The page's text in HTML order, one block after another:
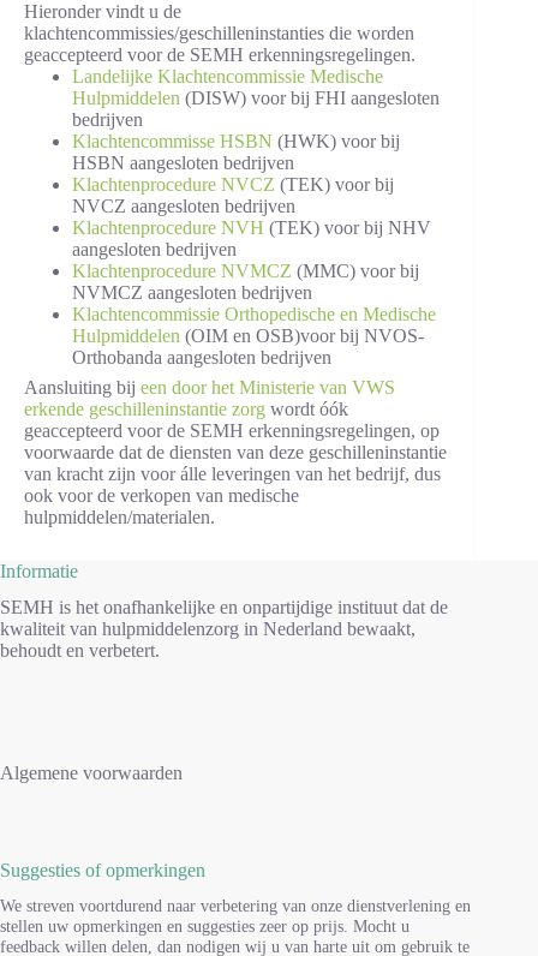
Hieronder vindt u de
klachtencommissies/geschilleninstanties die worden
geaccepteerd voor de SEMH erkenningsregelingen.
Landelijke Klachtencommissie Medische
Hulpmiddelen (DISW) voor bij FHI aangesloten
bedrijven
Klachtencommisse HSBN (HWK) voor bij
HSBN aangesloten bedrijven
Klachtenprocedure NVCZ (TEK) voor bij
NVCZ aangesloten bedrijven
Klachtenprocedure NVH (TEK) voor bij NHV
aangesloten bedrijven
Klachtenprocedure NVMCZ (MMC) voor bij
NVMCZ aangesloten bedrijven
Klachtencommissie Orthopedische en Medische
Hulpmiddelen (OIM en OSB)voor bij NVOS-
Orthobanda aangesloten bedrijven
Aansluiting bij een door het Ministerie van VWS
erkende geschilleninstantie zorg wordt óók
geaccepteerd voor de SEMH erkenningsregelingen, op
voorwaarde dat de diensten van deze geschilleninstantie
van kracht zijn voor álle leveringen van het bedrijf, dus
ook voor de verkopen van medische
hulpmiddelen/materialen.
Informatie
SEMH is het onafhankelijke en onpartijdige instituut dat de
kwaliteit van hulpmiddelenzorg in Nederland bewaakt,
behoudt en verbetert.
Algemene voorwaarden
Suggesties of opmerkingen
We streven voortdurend naar verbetering van onze dienstverlening en
stellen uw opmerkingen en suggesties zeer op prijs. Mocht u
feedback willen delen, dan nodigen wij u van harte uit om gebruik te